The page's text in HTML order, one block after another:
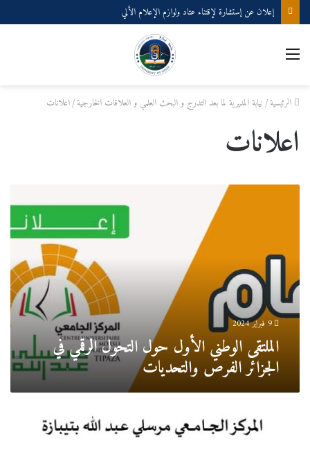
إعلان عن إستشارة لإقتناء عتاد ولوازم الإعلام الألي
القائمة
الرئيسية/نيابة المديرية لما بعد التدرج و البحث العلمي و العلاقات الخارجية/اعلانات
اعلانات
الملتقى
في
الجزائر
الفرص
والتحديات9 فبراير 2024
الملتقى الوطني الأول حول التحول الرقمي في
الجزائر الفرص والتحديات